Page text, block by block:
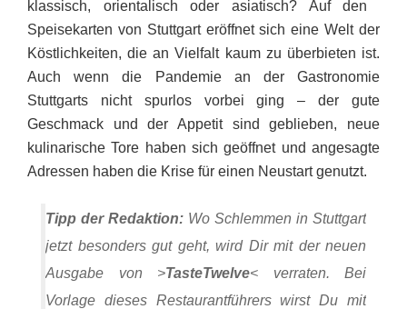
klassisch, orientalisch oder asiatisch? Auf den
Speisekarten von Stuttgart eröffnet sich eine Welt der
Köstlichkeiten, die an Vielfalt kaum zu überbieten ist.
Auch wenn die Pandemie an der Gastronomie
Stuttgarts nicht spurlos vorbei ging – der gute
Geschmack und der Appetit sind geblieben, neue
kulinarische Tore haben sich geöffnet und angesagte
Adressen haben die Krise für einen Neustart genutzt.
Tipp der Redaktion: Wo Schlemmen in Stuttgart
jetzt besonders gut geht, wird Dir mit der neuen
Ausgabe von >TasteTwelve< verraten. Bei
Vorlage dieses Restaurantführers wirst Du mit